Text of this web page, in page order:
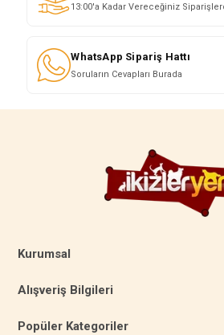
13:00'a Kadar Vereceğiniz
WhatsApp Sipariş Hattı
Soruların Cevapları Burada
Kurumsal
Alışveriş Bilgileri
Popüler Kategoriler